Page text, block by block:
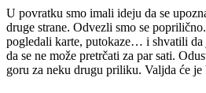
U povratku smo imali ideju da se
druge strane. Odvezli smo se
pogledali karte, putokaze… i shvatili
da se ne može pretrčati za par sati.
goru za neku drugu priliku. Valjda će je